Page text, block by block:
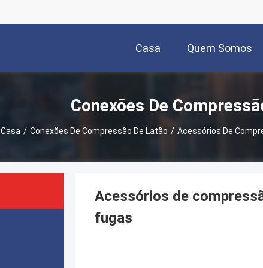
Casa Quem Somos
Conexões De
Casa / Conexões De Compressão De Latão / Acessórios De
Acessórios de
fugas